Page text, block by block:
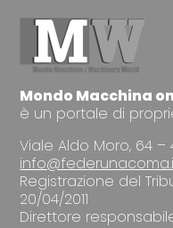
Mondo Macchina
è un portale di
Viale Aldo Moro, 64 –
Registrazione del
20/04/2011
Direttore